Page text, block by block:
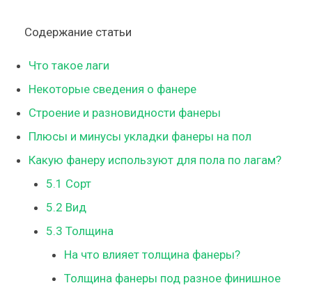
Содержание статьи
Что такое лаги
Некоторые сведения о фанере
Строение и разновидности фанеры
Плюсы и минусы укладки фанеры на пол
Какую фанеру используют для пола по лагам?
5.1 Сорт
5.2 Вид
5.3 Толщина
На что влияет толщина фанеры?
Толщина фанеры под разное финишное